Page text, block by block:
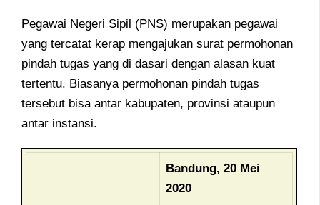
Pegawai Negeri Sipil (PNS) merupakan pegawai
yang tercatat kerap mengajukan surat permohonan
pindah tugas yang di dasari dengan alasan kuat
tertentu. Biasanya permohonan pindah tugas
tersebut bisa antar kabupaten, provinsi ataupun
antar instansi.
Bandung, 20 Mei
2020